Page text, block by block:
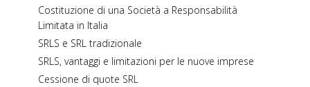
Costituzione di una Società a Responsabilità
Limitata in Italia
SRLS e SRL tradizionale
SRLS, vantaggi e limitazioni per le nuove imprese
Cessione di quote SRL